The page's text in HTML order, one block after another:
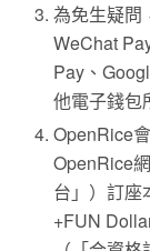
為免生疑問
WeChat
Pay、
他電子錢包
OpenRice
OpenRice
台」）訂座
+FUN